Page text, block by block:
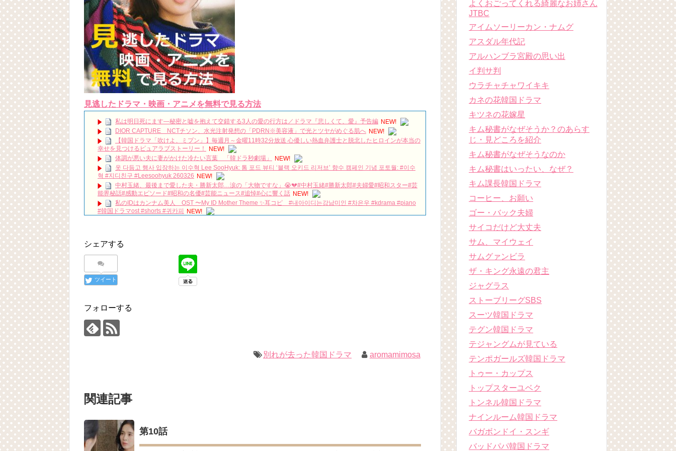
見逃したドラマ・映画・アニメを無料で見る方法
私は明日死にます―秘密と嘘を抱えて交錯する3人の愛の行方は／ドラマ『悲しくて、愛』予告編 NEW!
DIOR CAPTURE NCTチソン、水光注射発想の「PDRN※美容液」で光とツヤがめぐる肌へ NEW!
【韓国ドラマ「吹けよ、ミプン」】毎週月～金曜11時32分放送 心優しい熱血弁護士と脱北したヒロインが本当の
幸せを見つけるピュアラブストーリー！
NEW!
体調が悪い夫に妻がかけた冷たい言葉 「韓ドラ秒劇場」
NEW!
옷 다듬고 행사 입장하는 이수혁 Lee SooHyuk: 톰 포드 뷰티 ‘블랙 오키드 리저브’ 향수 캠페인 기념 포토월: #이수
혁 #지디친구 #Leesoohyuk 260326 NEW!
中村玉緒、最後まで愛した夫・勝新太郎…涙の「大物ですな」😭💔#中村玉緒#勝新太郎#夫婦愛#昭和スター#芸
能界秘話#感動エピソード#昭和の名優#芸能ニュース#追悼#心に響く話 NEW!
私のIDはカンナム美人 OST 〜My ID Mother Theme ✨耳コピ #내아이디는강남미인 #차은우 #kdrama #piano
#韓国ドラマost #shorts #귀카피
NEW!
私は整形美人日韓キャスト比較 石井杏奈 #チャウヌ #私は整形美人 #차은우
パク・ボゴムがショーンとジョギングしている最新写真がファンによって撮影されました！パク・ボゴムの力強
く魅力的なジョギング姿が話題になっています！
その女の海 トレーラー
NEW!
「違う（ちがう）・異なる」を韓国語では？「다르다（タルダ）」の意味・使い方について
「退屈だ・暇だ」を韓国語では？「심심하다（シムシマダ）」の意味・使い方について
■韓国ドラマ『キング～Two Hearts』予告動画（日本語字幕）について
yoon kyun sang
HSF(126)-윤균상 서울숲 벤치 (YUN Kyunsang)(4)September:: Healing in Seoul Forest (서울숲)
ユン・ギュンサン主演「潜入弁護人」第1回特別公開！
ハン・ヘジン 한혜진 – (선공개) 강남 3대 얼짱 출신 &#39;한혜진 언니&#39; (ft. 도여니의 학창시절) | 편 먹고 갈래
한가인 –
チョ・ヒョンジェ 조현재 九尾狐外伝 制作発表会
キム・テヒの弟イ・ワン♥イ・ボミ、今日（28日）結婚……
「ライフ・ オン・ マーズ」2019年11月2日TSUTAYAにて先行レンタル開始！
シェアする
ツイート
フォローする
別れが去った韓国ドラマ aromamimosa
関連記事
第10話
よくおごってくれる綺麗なお姉さん
JTBC
アイムソーリーカン・ナムグ
アスダル年代記
アルハンブラ宮殿の思い出
イ判サ判
ウラチャチャワイキキ
カネの花韓国ドラマ
キツネの花嫁星
キム秘書がなぜそうか？のあらす
じ・見どころを紹介
キム秘書がなぜそうなのか
キム秘書はいったい、なぜ？
キム課長韓国ドラマ
コーヒー、お願い
ゴー・バック夫婦
サイコだけど大丈夫
サム、マイウェイ
サムグァンビラ
ザ・キング永遠の君主
ジャグラス
ストーブリーグSBS
スーツ韓国ドラマ
テグン韓国ドラマ
テジャングムが見ている
テンポガールズ韓国ドラマ
トゥー・カップス
トップスターユベク
トンネル韓国ドラマ
ナインルーム韓国ドラマ
バガボンドイ・スンギ
バッドパパ韓国ドラマ